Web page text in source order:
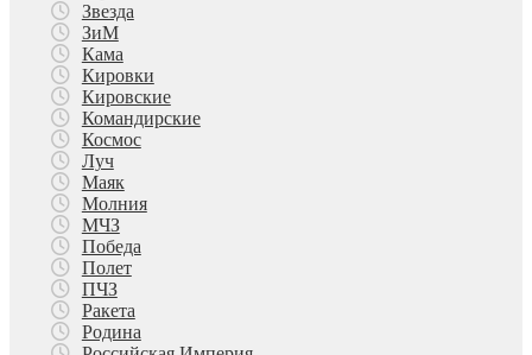
Звезда
ЗиМ
Кама
Кировки
Кировские
Командирские
Космос
Луч
Маяк
Молния
МЧЗ
Победа
Полет
ПЧЗ
Ракета
Родина